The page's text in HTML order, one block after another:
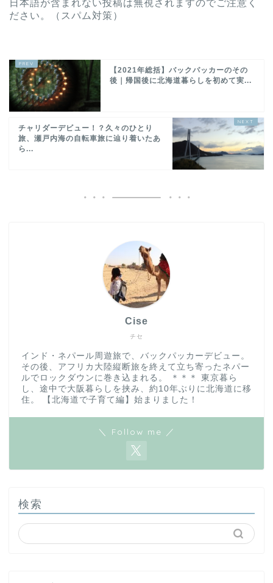
日本語が含まれない投稿は無視されますのでご注意く
ださい。（スパム対策）
【2021年総括】バックパッカーのその
後｜帰国後に北海道暮らしを初めて実...
チャリダーデビュー！？久々のひとり
旅、瀬戸内海の自転車旅に辿り着いたあ
ら...
チセ
Cise
インド・ネパール周遊旅で、バックパッカーデビュー。
その後、アフリカ大陸縦断旅を終えて立ち寄ったネパー
ルでロックダウンに巻き込まれる。 ＊＊＊ 東京暮ら
し、途中で大阪暮らしを挟み、約10年ぶりに北海道に移
住。 【北海道で子育て編】始まりました！
＼ Follow me ／
検索